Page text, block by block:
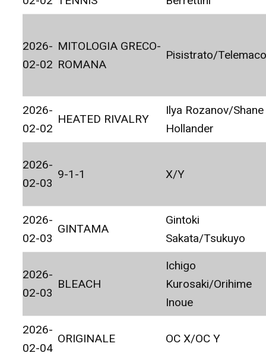
2026-
02-02
MITOLOGIA GRECO-
ROMANA
Pisistrato/
2026-
02-02
HEATED RIVALRY
Ilya Rozanov/Shane
Hollander
2026-
02-03
9-1-1 X/Y
2026-
02-03
GINTAMA
Gintoki
Sakata/Tsukuyo
2026-
02-03
BLEACH
Ichigo
Kurosaki/Orihime
Inoue
2026-
02-04
ORIGINALE OC X/OC Y